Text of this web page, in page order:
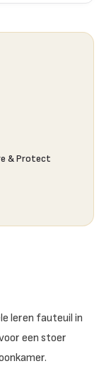
& Protect
leren fauteuil in
een stoer